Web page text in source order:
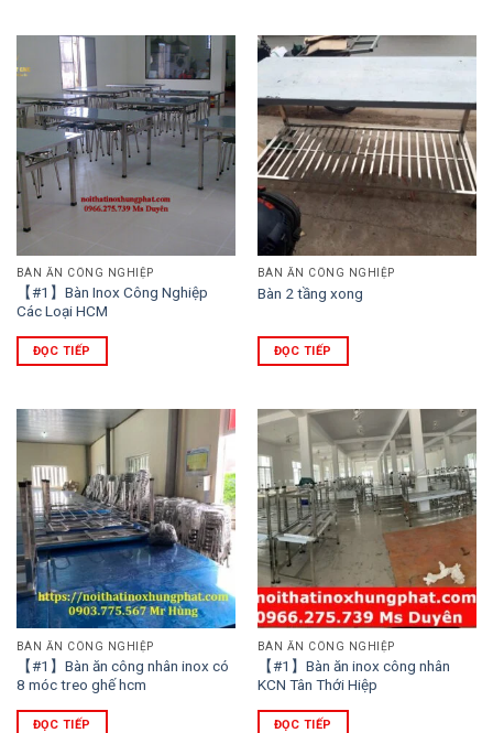
BÀN ĂN CÔNG NGHIỆP
【#1】Bàn Inox Công Nghiệp
Các Loại HCM
ĐỌC TIẾP
BÀN ĂN CÔNG NGHIỆP
Bàn 2 tầng xong
ĐỌC TIẾP
BÀN ĂN CÔNG NGHIỆP
【#1】Bàn ăn công nhân inox có
8 móc treo ghế hcm
ĐỌC TIẾP
BÀN ĂN CÔNG NGHIỆP
【#1】Bàn ăn inox công nhân
KCN Tân Thới Hiệp
ĐỌC TIẾP